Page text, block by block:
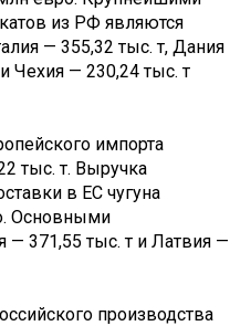
из РФ являются
— 355,32 тыс. т, Дания
Чехия — 230,24 тыс. т
импорта
тыс. т. Выручка
в ЕС чугуна
Основными
— 371,55 тыс. т и Латвия —
производства